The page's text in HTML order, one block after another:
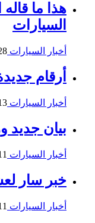
هذا ما
السيارات
أخبار السيارات
أرقام
أخبار السيارات
بيان جديد
أخبار السيارات
خبر سار
أخبار السيارات